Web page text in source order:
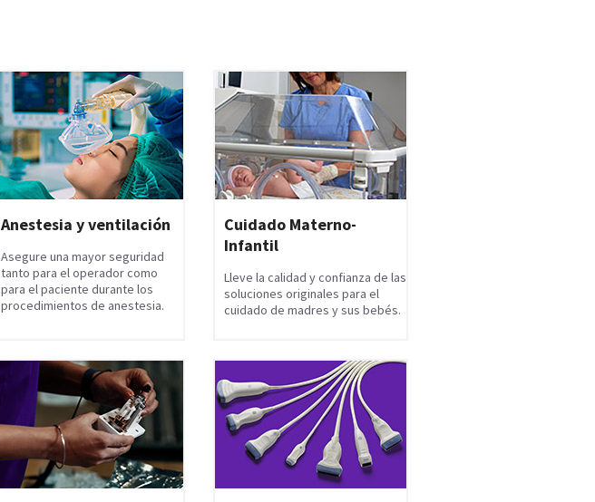
Anestesia y ventilación
Asegure una mayor seguridad
tanto para el operador como
para el paciente durante los
procedimientos de anestesia.
Cuidado Materno-
Infantil
Lleve la calidad y confianza de las
soluciones originales para el
cuidado de madres y sus bebés.